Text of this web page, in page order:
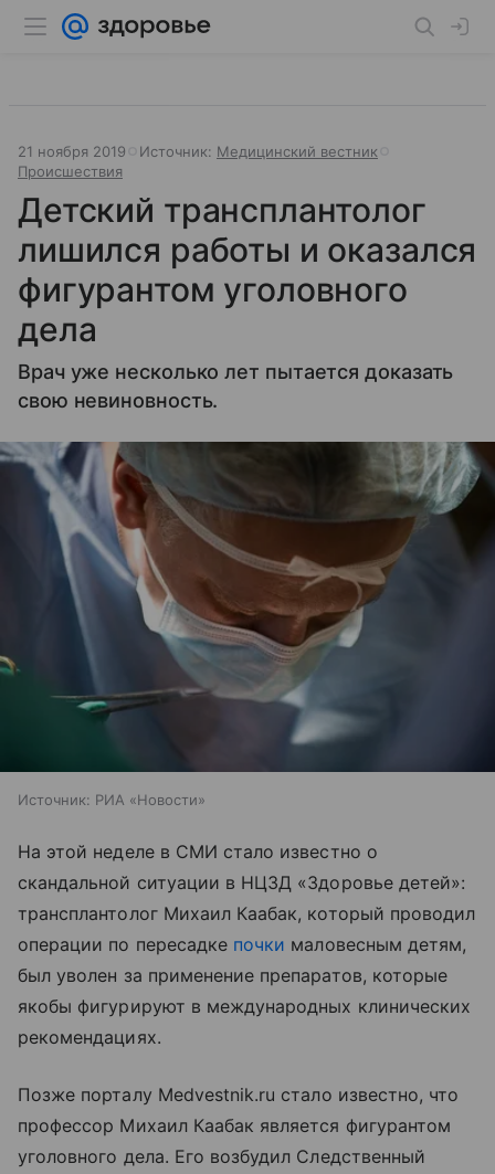
21 ноября 2019 Источник: Медицинский вестник
Происшествия
Детский трансплантолог
лишился работы и оказался
фигурантом уголовного
дела
Врач уже несколько лет пытается доказать
свою невиновность.
Источник: РИА «Новости»
На этой неделе в СМИ стало известно о
скандальной ситуации в НЦЗД «Здоровье детей»:
трансплантолог Михаил Каабак, который проводил
операции по пересадке почки маловесным детям,
был уволен за применение препаратов, которые
якобы фигурируют в международных клинических
рекомендациях.
Позже порталу Medvestnik.ru стало известно, что
профессор Михаил Каабак является фигурантом
уголовного дела. Его возбудил Следственный